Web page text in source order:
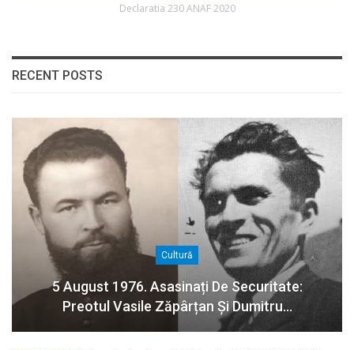
Declaratia 230 ANAF 2020
RECENT POSTS
Cultură
5 August 1976. Asasinați De Securitate:
Preotul Vasile Zăpârțan Și Dumitru…